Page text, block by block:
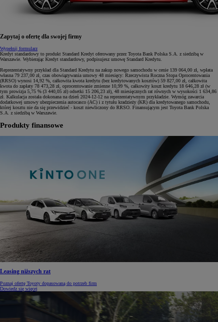
Zapytaj o ofertę dla swojej firmy
Wypełnij formularz
Kredyt standardowy to produkt Standard Kredyt oferowany przez Toyota Bank Polska S.A. z siedzibą w
Warszawie. Wybierając Kredyt standardowy, podpisujesz umowę Standard Kredytu.
Reprezentatywny przykład dla Standard Kredytu na zakup nowego samochodu w cenie 139 064,00 zł, wpłata
własna 79 237,00 zł, czas obowiązywania umowy 48 miesięcy: Rzeczywista Roczna Stopa Oprocentowania
(RRSO) wynosi 14,92 %, całkowita kwota kredytu (bez kredytowanych kosztów) 59 827,00 zł, całkowita
kwota do zapłaty 78 473,28 zł, oprocentowanie zmienne 10,99 %, całkowity koszt kredytu 18 646,28 zł (w
tym prowizja 5,75 % (3 440,05 zł) odsetki 15 206,23 zł), 48 miesięcznych rat równych w wysokości 1 634,86
zł. Kalkulacja została dokonana na dzień 2024-12-12 na reprezentatywnym przykładzie. Wymóg zawarcia
dodatkowej umowy ubezpieczenia autocasco (AC) i z tytułu kradzieży (KR) dla kredytowanego samochodu,
której kosztu nie da się przewidzieć - koszt niewliczony do RRSO. Finansującym jest Toyota Bank Polska
S.A. z siedzibą w Warszawie.
Produkty finansowe
Leasing niższych rat
Poznaj ofertę Toyoty dopasowaną do potrzeb firm
Dowiedz się więcej